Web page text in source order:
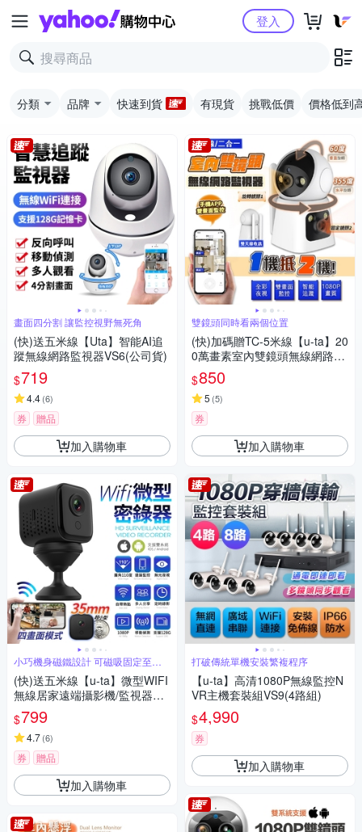
Yahoo購物中心登入
分類 品牌 快速到貨 有現貨 挑戰低價 價格低到
畫面四分割 讓監控視野無死角
(快)送五米線【Uta】智能AI追
蹤無線網路監視器VS6(公司貨)
$719
4.4(6)
券 贈品
加入購物車
小巧機身磁鐵設計 可磁吸固定至鐵
製品上
(快)送五米線【u-ta】微型WIFI
無線居家遠端攝影機/監視器VS
8(進階版)
$799
4.7(6)
券 贈品
加入購物車
雙鏡頭同時看兩個位置
(快)加碼贈TC-5米線【u-ta】20
0萬畫素室內雙鏡頭無線網路攝
影機RK15(1080P/雙天線/全彩
夜視)
$850
5 (5)
券
加入購物車
打破傳統單機安裝繁複程序
【u-ta】高清1080P無線監控N
VR主機套裝組VS9(4路組)
$4,990
券
加入購物車